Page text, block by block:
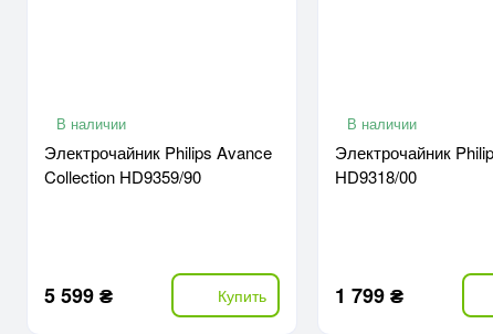
В наличии
Электрочайник Philips Avance
Collection HD9359/90
5 599 ₴ Купить
В наличии
Электрочайник
HD9318/00
1 799 ₴